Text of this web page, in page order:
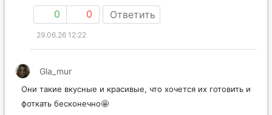
0 0 Ответить
29.06.26 12:22
Gla_mur
Они такие вкусные и красивые, что хочется их готовить и
фоткать бесконечно🤩